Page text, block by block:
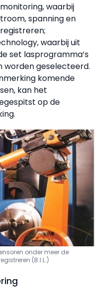
waarbij
spanning en
waarbij uit
set lasprogramma’s
worden geselecteerd.
komende
kan het
op de
onder meer de
(B.I.L.)